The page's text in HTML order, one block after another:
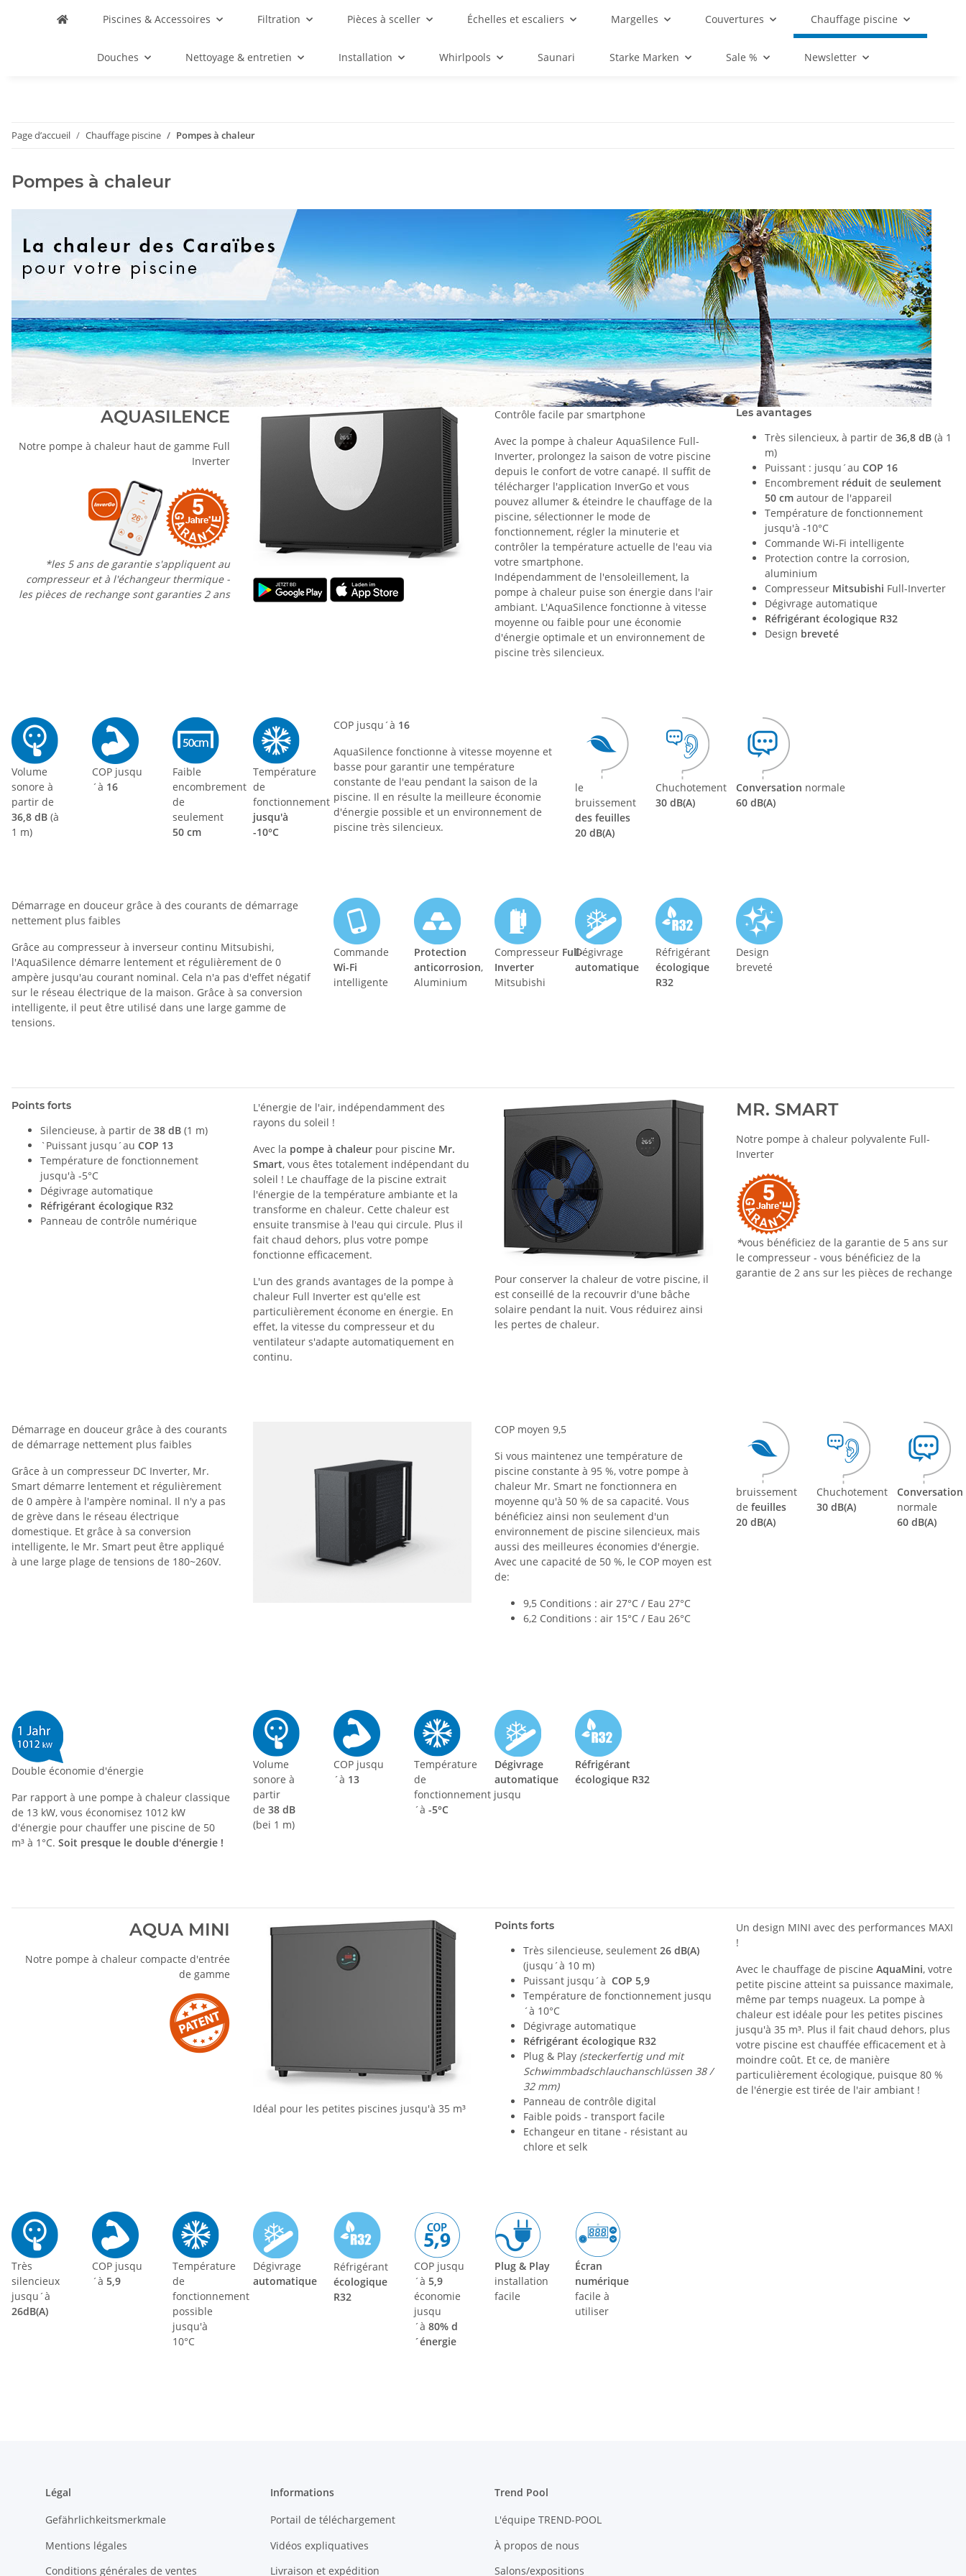
Piscines & Accessoires Filtration Pièces à sceller Échelles et escaliers Margelles Couvertures Chauffage piscine
Douches Nettoyage & entretien Installation Whirlpools Saunari Starke Marken Sale % Newsletter
Page d’accueil Chauffage piscine Pompes à chaleur
Pompes à chaleur
AQUASILENCE
Notre pompe à chaleur haut de gamme Full
Inverter
*les 5 ans de garantie s'appliquent au
compresseur et à l'échangeur thermique -
les pièces de rechange sont garanties 2 ans
Contrôle facile par smartphone
Avec la pompe à chaleur AquaSilence Full-
Inverter, prolongez la saison de votre piscine
depuis le confort de votre canapé. Il suffit de
télécharger l'application InverGo et vous
pouvez allumer & éteindre le chauffage de la
piscine, sélectionner le mode de
fonctionnement, régler la minuterie et
contrôler la température actuelle de l'eau via
votre smartphone.
Indépendamment de l'ensoleillement, la
pompe à chaleur puise son énergie dans l'air
ambiant. L'AquaSilence fonctionne à vitesse
moyenne ou faible pour une économie
d'énergie optimale et un environnement de
piscine très silencieux.
Les avantages
Très silencieux, à partir de 36,8 dB (à 1
m)
Puissant : jusqu´au COP 16
Encombrement réduit de seulement
50 cm autour de l'appareil
Température de fonctionnement
jusqu'à -10°C
Commande Wi-Fi intelligente
Protection contre la corrosion,
aluminium
Compresseur Mitsubishi Full-Inverter
Dégivrage automatique
Réfrigérant écologique R32
Design breveté
Volume
sonore à
partir de
36,8 dB (à
1 m)
COP jusqu
´à 16
Faible
encombrement
de
seulement
50 cm
Température
de
fonctionnement
jusqu'à
-10°C
COP jusqu´à 16
AquaSilence fonctionne à vitesse moyenne et
basse pour garantir une température
constante de l'eau pendant la saison de la
piscine. Il en résulte la meilleure économie
d'énergie possible et un environnement de
piscine très silencieux.
le
bruissement
des feuilles
20 dB(A)
Chuchotement
30 dB(A)
Conversation normale
60 dB(A)
Démarrage en douceur grâce à des courants de démarrage
nettement plus faibles
Grâce au compresseur à inverseur continu Mitsubishi,
l'AquaSilence démarre lentement et régulièrement de 0
ampère jusqu'au courant nominal. Cela n'a pas d'effet négatif
sur le réseau électrique de la maison. Grâce à sa conversion
intelligente, il peut être utilisé dans une large gamme de
tensions.
Commande
Wi-Fi
intelligente
Protection
anticorrosion,
Aluminium
Compresseur Full-
Inverter
Mitsubishi
Dégivrage
automatique
Réfrigérant
écologique
R32
Design
breveté
Points forts
Silencieuse, à partir de 38 dB (1 m)
`Puissant jusqu´au COP 13
Température de fonctionnement
jusqu'à -5°C
Dégivrage automatique
Réfrigérant écologique R32
Panneau de contrôle numérique
L'énergie de l'air, indépendamment des
rayons du soleil !
Avec la pompe à chaleur pour piscine Mr.
Smart, vous êtes totalement indépendant du
soleil ! Le chauffage de la piscine extrait
l'énergie de la température ambiante et la
transforme en chaleur. Cette chaleur est
ensuite transmise à l'eau qui circule. Plus il
fait chaud dehors, plus votre pompe
fonctionne efficacement.
L'un des grands avantages de la pompe à
chaleur Full Inverter est qu'elle est
particulièrement économe en énergie. En
effet, la vitesse du compresseur et du
ventilateur s'adapte automatiquement en
continu.
Pour conserver la chaleur de votre piscine, il
est conseillé de la recouvrir d'une bâche
solaire pendant la nuit. Vous réduirez ainsi
les pertes de chaleur.
MR. SMART
Notre pompe à chaleur polyvalente Full-
Inverter
*vous bénéficiez de la garantie de 5 ans sur
le compresseur - vous bénéficiez de la
garantie de 2 ans sur les pièces de rechange
Démarrage en douceur grâce à des courants
de démarrage nettement plus faibles
Grâce à un compresseur DC Inverter, Mr.
Smart démarre lentement et régulièrement
de 0 ampère à l'ampère nominal. Il n'y a pas
de grève dans le réseau électrique
domestique. Et grâce à sa conversion
intelligente, le Mr. Smart peut être appliqué
à une large plage de tensions de 180~260V.
COP moyen 9,5
Si vous maintenez une température de
piscine constante à 95 %, votre pompe à
chaleur Mr. Smart ne fonctionnera en
moyenne qu'à 50 % de sa capacité. Vous
bénéficiez ainsi non seulement d'un
environnement de piscine silencieux, mais
aussi des meilleures économies d'énergie.
Avec une capacité de 50 %, le COP moyen est
de:
9,5 Conditions : air 27°C / Eau 27°C
6,2 Conditions : air 15°C / Eau 26°C
bruissement
de feuilles
20 dB(A)
Chuchotement
30 dB(A)
Conversation
normale
60 dB(A)
Double économie d'énergie
Par rapport à une pompe à chaleur classique
de 13 kW, vous économisez 1012 kW
d'énergie pour chauffer une piscine de 50
m³ à 1°C. Soit presque le double d'énergie !
Volume
sonore à
partir
de 38 dB
(bei 1 m)
COP jusqu
´à 13
Température
de
fonctionnement jusqu
´à -5°C
Dégivrage
automatique
Réfrigérant
écologique R32
AQUA MINI
Notre pompe à chaleur compacte d'entrée
de gamme
Idéal pour les petites piscines jusqu'à 35 m³
Points forts
Très silencieuse, seulement 26 dB(A)
(jusqu´à 10 m)
Puissant jusqu´à COP 5,9
Température de fonctionnement jusqu
´à 10°C
Dégivrage automatique
Réfrigérant écologique R32
Plug & Play (steckerfertig und mit
Schwimmbadschlauchanschlüssen 38 /
32 mm)
Panneau de contrôle digital
Faible poids - transport facile
Echangeur en titane - résistant au
chlore et selk
Un design MINI avec des performances MAXI
!
Avec le chauffage de piscine AquaMini, votre
petite piscine atteint sa puissance maximale,
même par temps nuageux. La pompe à
chaleur est idéale pour les petites piscines
jusqu'à 35 m³. Plus il fait chaud dehors, plus
votre piscine est chauffée efficacement et à
moindre coût. Et ce, de manière
particulièrement écologique, puisque 80 %
de l'énergie est tirée de l'air ambiant !
Très
silencieux
jusqu´à
26dB(A)
COP jusqu
´à 5,9
Température
de
fonctionnement
possible
jusqu'à
10°C
Dégivrage
automatique
Réfrigérant
écologique
R32
COP jusqu
´à 5,9
économie
jusqu
´à 80% d
´énergie
Plug & Play
installation
facile
Écran
numérique
facile à
utiliser
Légal
Gefährlichkeitsmerkmale
Mentions légales
Conditions générales de ventes
Informations
Portail de téléchargement
Vidéos expliquatives
Livraison et expédition
Trend Pool
L'équipe TREND-POOL
À propos de nous
Salons/expositions